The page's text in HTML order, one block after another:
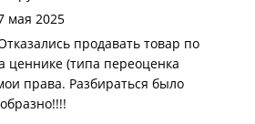
мая 2025
продавать товар по
ценнике (типа переоценка
права. Разбираться было